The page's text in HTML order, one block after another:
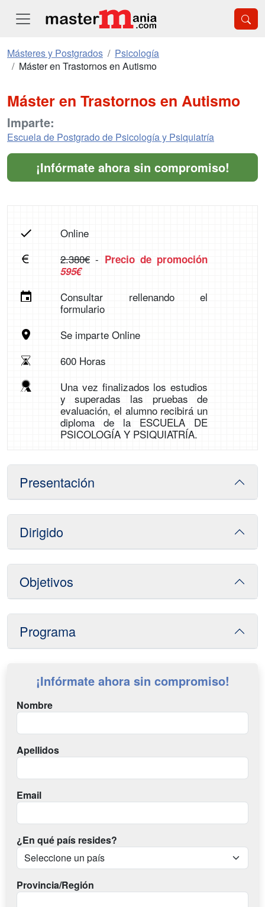
Másteres y Postgrados
Psicología
Máster en Trastornos en Autismo
Máster en Trastornos en Autismo
Imparte:
Escuela de Postgrado de Psicología y Psiquiatría
¡Infórmate ahora sin compromiso!
Online
2.380€- Precio de promoción
595€
Consultar rellenando el
formulario
Se imparte Online
600 Horas
Una vez finalizados los estudios
y superadas las pruebas de
evaluación, el alumno recibirá un
diploma de la ESCUELA DE
PSICOLOGÍA Y PSIQUIATRÍA.
Presentación
Dirigido
Objetivos
Programa
¡Infórmate ahora sin compromiso!
Nombre
Apellidos
Email
¿En qué país resides?
Provincia/Región